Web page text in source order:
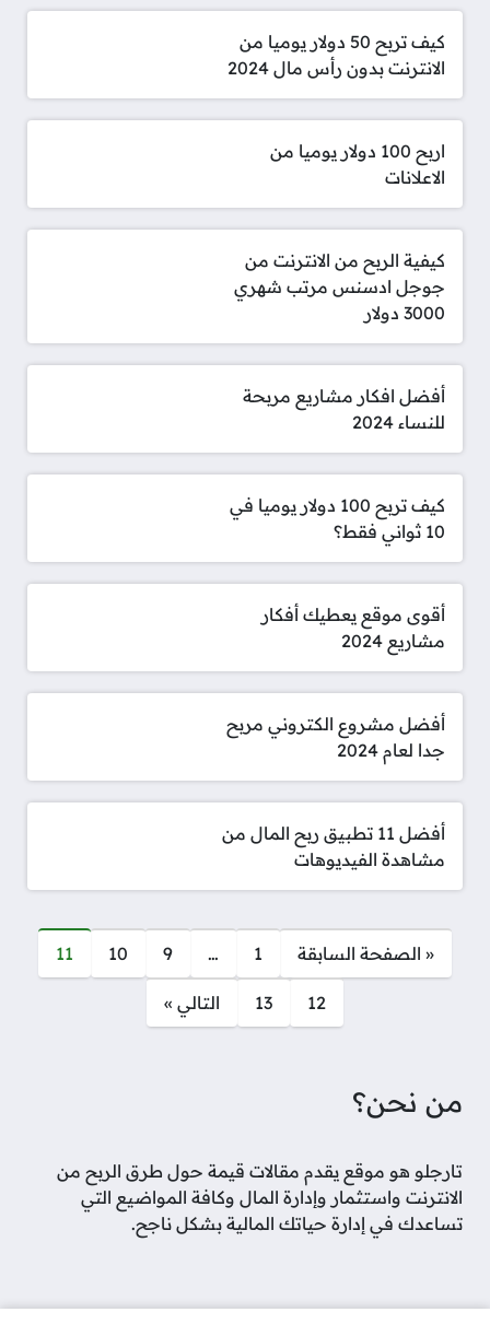
كيف تربح 50 دولار يوميا من
الانترنت بدون رأس مال 2024
اربح 100 دولار يوميا من
الاعلانات
كيفية الربح من الانترنت من
جوجل ادسنس مرتب شهري
3000 دولار
أفضل افكار مشاريع مربحة
للنساء 2024
كيف تربح 100 دولار يوميا في
10 ثواني فقط؟
أقوى موقع يعطيك أفكار
مشاريع 2024
أفضل مشروع الكتروني مربح
جدا لعام 2024
أفضل 11 تطبيق ربح المال من
مشاهدة الفيديوهات
« الصفحة السابقة 1
…
9
10
11
12
13 التالي »
من نحن؟
تارجلو هو موقع يقدم مقالات قيمة حول طرق الربح من
الانترنت واستثمار وإدارة المال وكافة المواضيع التي
تساعدك في إدارة حياتك المالية بشكل ناجح.